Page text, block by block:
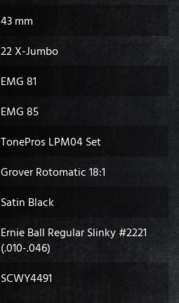
43 mm
22 X-Jumbo
EMG 81
EMG 85
TonePros LPM04 Set
Grover Rotomatic 18:1
Satin Black
Ernie Ball Regular Slinky #2221
(.010-.046)
SCWY4491